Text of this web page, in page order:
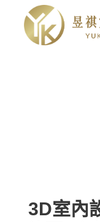
3D室內